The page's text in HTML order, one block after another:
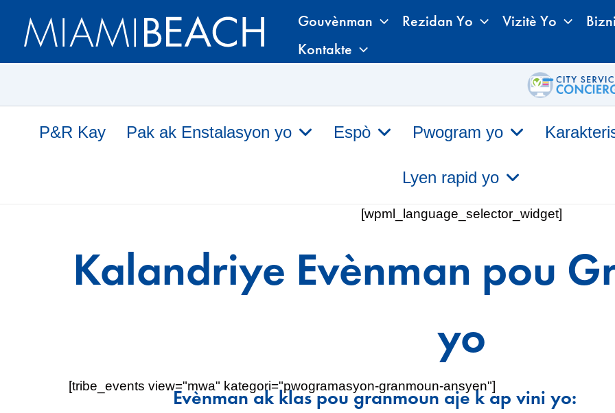
Gouvènman Rezidan Yo Vizitè Yo
Kontakte
P&R Kay Pak ak Enstalasyon yo Espò Pwogram yo
Lyen rapid yo
[wpml_language_selector_widget]
Kalandriye Evènman pou
yo
Evènman ak klas pou granmoun aje k ap vini yo:
[tribe_events view="mwa" kategori="pwogramasyon-granmoun-ansyen"]